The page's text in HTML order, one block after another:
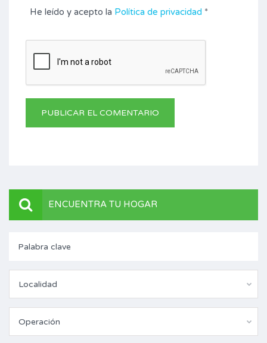
He leído y acepto la Política de privacidad *
ENCUENTRA TU HOGAR
Localidad
Operación